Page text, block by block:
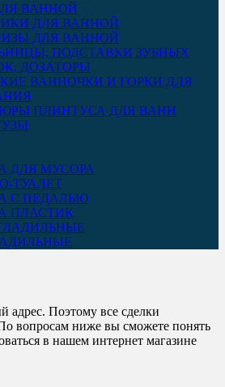
ВАННОЙ
ДЛЯ ВАННОЙ
ДЛЯ ВАННОЙ
ПОДСТАВКИ ЗУБНЫХ
ДОЗАТОРЫ
ВАННОЧКИ И ГОРКИ ДЛЯ
ПЛИНТУСА ДЛЯ ВАНН
ДЛЯ МУСОРА
ТУАЛЕТ
С ПЕДАЛЬЮ
ПЛАСТИК
адрес. Поэтому все сделки
вопросам ниже вы сможете понять
в нашем интернет магазине